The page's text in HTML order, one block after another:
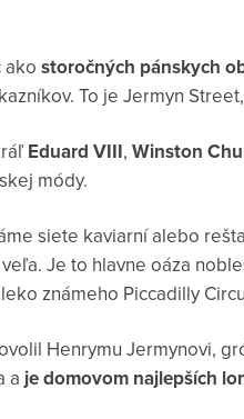
ako storočných pánskych
To je Jermyn
Eduard VIII, Winston
módy.
siete kaviarní alebo
Je to hlavne oáza
známeho Piccadilly
Henrymu Jermynovi,
a je domovom najlepších